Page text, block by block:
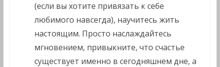
(если вы хотите привязать к себе
любимого навсегда), научитесь жить
настоящим. Просто наслаждайтесь
мгновением, привыкните, что счастье
существует именно в сегодняшнем дне, а